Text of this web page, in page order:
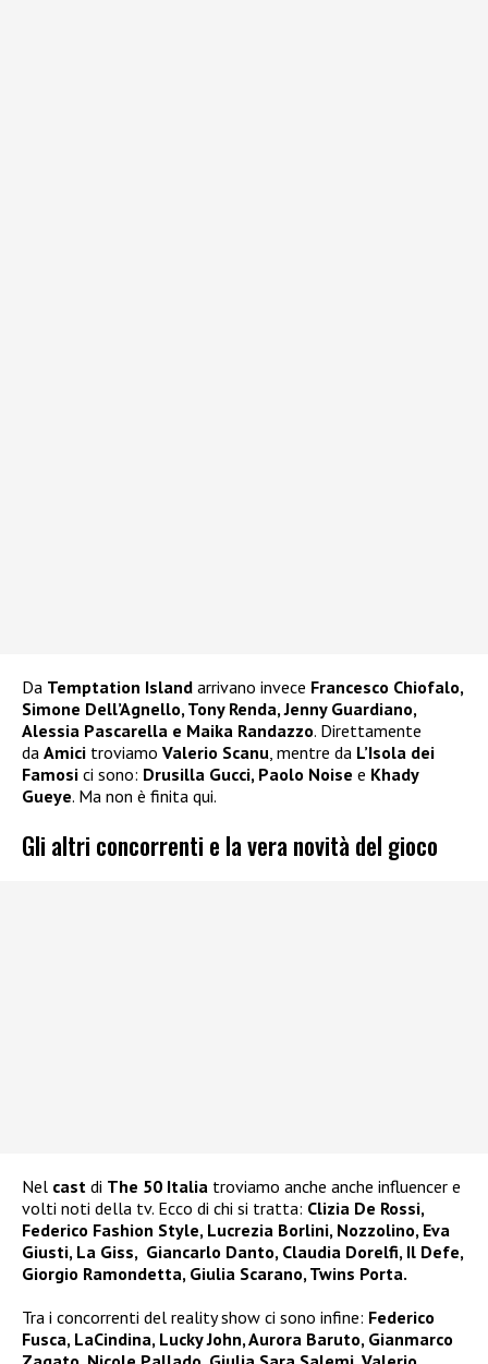
Da Temptation Island arrivano invece Francesco Chiofalo,
Simone Dell’Agnello, Tony Renda, Jenny Guardiano,
Alessia Pascarella e Maika Randazzo. Direttamente
da Amici troviamo Valerio Scanu, mentre da L’Isola dei
Famosi ci sono: Drusilla Gucci, Paolo Noise e Khady
Gueye. Ma non è finita qui.
Gli altri concorrenti e la vera novità del gioco
Nel cast di The 50 Italia troviamo anche anche influencer e
volti noti della tv. Ecco di chi si tratta: Clizia De Rossi,
Federico Fashion Style, Lucrezia Borlini, Nozzolino, Eva
Giusti, La Giss, Giancarlo Danto, Claudia Dorelfi, Il Defe,
Giorgio Ramondetta, Giulia Scarano, Twins Porta.
Tra i concorrenti del reality show ci sono infine: Federico
Fusca, LaCindina, Lucky John, Aurora Baruto, Gianmarco